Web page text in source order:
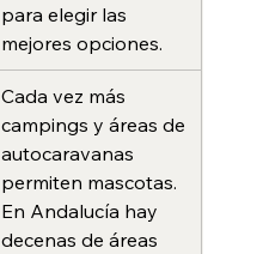
para elegir las
mejores opciones.
Cada vez más
campings y áreas de
autocaravanas
permiten mascotas.
En Andalucía hay
decenas de áreas